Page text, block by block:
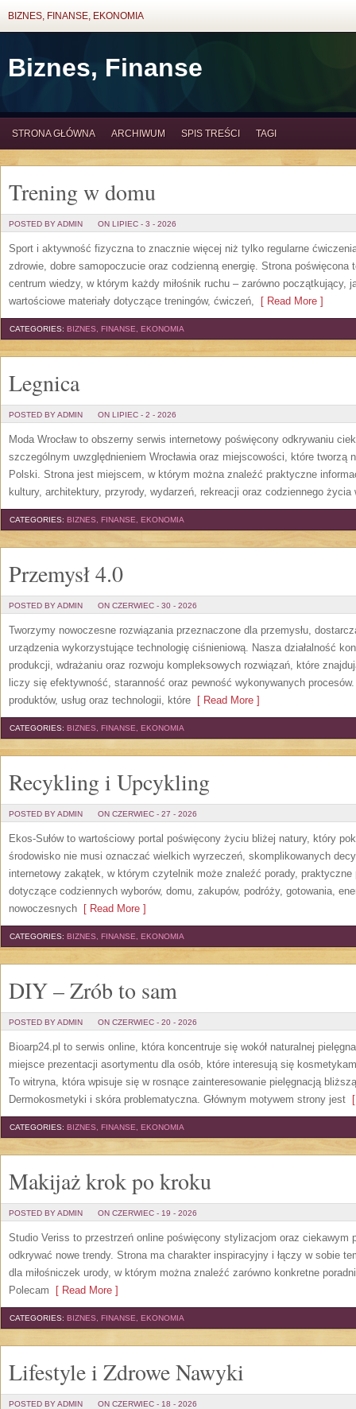
BIZNES, FINANSE, EKONOMIA
Biznes, Finanse
STRONA GŁÓWNA ARCHIWUM SPIS TREŚCI TAGI
Trening w domu
POSTED BY ADMIN ON LIPIEC - 3 - 2026
Sport i aktywność fizyczna to znacznie więcej niż tylko regularne
zdrowie, dobre samopoczucie oraz codzienną energię. Strona poświęcona
centrum wiedzy, w którym każdy miłośnik ruchu – zarówno początkujący,
wartościowe materiały dotyczące treningów, ćwiczeń, [ Read More ]
CATEGORIES: BIZNES, FINANSE, EKONOMIA
Legnica
POSTED BY ADMIN ON LIPIEC - 2 - 2026
Moda Wrocław to obszerny serwis internetowy poświęcony odkrywaniu
szczególnym uwzględnieniem Wrocławia oraz miejscowości, które
Polski. Strona jest miejscem, w którym można znaleźć praktyczne
kultury, architektury, przyrody, wydarzeń, rekreacji oraz codziennego życia
CATEGORIES: BIZNES, FINANSE, EKONOMIA
Przemysł 4.0
POSTED BY ADMIN ON CZERWIEC - 30 - 2026
Tworzymy nowoczesne rozwiązania przeznaczone dla przemysłu,
urządzenia wykorzystujące technologię ciśnieniową. Nasza działalność
produkcji, wdrażaniu oraz rozwoju kompleksowych rozwiązań, które
liczy się efektywność, staranność oraz pewność wykonywanych
produktów, usług oraz technologii, które [ Read More ]
CATEGORIES: BIZNES, FINANSE, EKONOMIA
Recykling i Upcykling
POSTED BY ADMIN ON CZERWIEC - 27 - 2026
Ekos-Sułów to wartościowy portal poświęcony życiu bliżej natury, który
środowisko nie musi oznaczać wielkich wyrzeczeń, skomplikowanych
internetowy zakątek, w którym czytelnik może znaleźć porady,
dotyczące codziennych wyborów, domu, zakupów, podróży, gotowania,
nowoczesnych [ Read More ]
CATEGORIES: BIZNES, FINANSE, EKONOMIA
DIY – Zrób to sam
POSTED BY ADMIN ON CZERWIEC - 20 - 2026
Bioarp24.pl to serwis online, która koncentruje się wokół naturalnej
miejsce prezentacji asortymentu dla osób, które interesują się
To witryna, która wpisuje się w rosnące zainteresowanie pielęgnacją
Dermokosmetyki i skóra problematyczna. Głównym motywem strony jest
CATEGORIES: BIZNES, FINANSE, EKONOMIA
Makijaż krok po kroku
POSTED BY ADMIN ON CZERWIEC - 19 - 2026
Studio Veriss to przestrzeń online poświęcony stylizacjom oraz ciekawym
odkrywać nowe trendy. Strona ma charakter inspiracyjny i łączy w sobie
dla miłośniczek urody, w którym można znaleźć zarówno konkretne
Polecam [ Read More ]
CATEGORIES: BIZNES, FINANSE, EKONOMIA
Lifestyle i Zdrowe Nawyki
POSTED BY ADMIN ON CZERWIEC - 18 - 2026